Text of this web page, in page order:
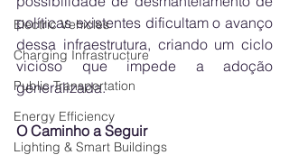
Electric Vehicles
Charging Infrastructure
Public Transportation
Energy Efficiency
Lighting & Smart Buildings
políticas existentes dificultam o avanço
dessa infraestrutura, criando um ciclo
vicioso que impede a adoção
generalizada.
O Caminho a Seguir